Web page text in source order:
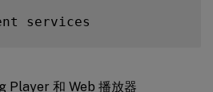
services
Player 和 Web 播放器